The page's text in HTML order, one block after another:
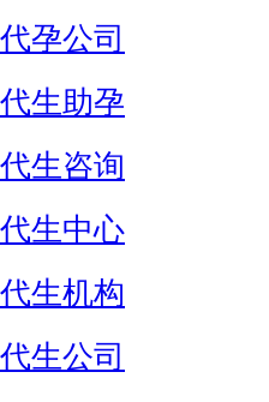
孕公司
生助孕
生咨询
生中心
生机构
生公司